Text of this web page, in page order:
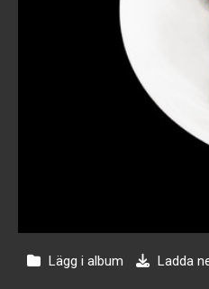
Lägg i album Ladda